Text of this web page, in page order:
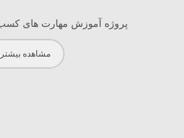
پروژه آموزش مهارت های کسب
مشاهده بیشتر